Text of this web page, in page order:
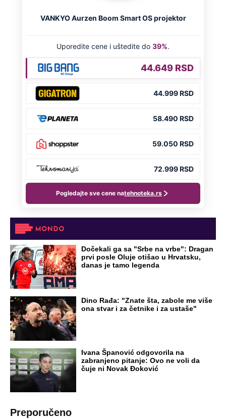
Dočekali ga sa "Srbe na vrbe": Dragan
prvi posle Oluje otišao u Hrvatsku,
danas je tamo legenda
Dino Rađa: "Znate šta, zabole me više
ona stvar i za četnike i za ustaše"
Ivana Španović odgovorila na
zabranjeno pitanje: Ovo ne voli da
čuje ni Novak Đoković
Preporučeno